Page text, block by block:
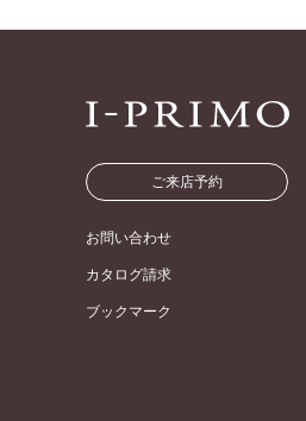
ご来店予約
お問い合わせ
カタログ請求
ブックマーク